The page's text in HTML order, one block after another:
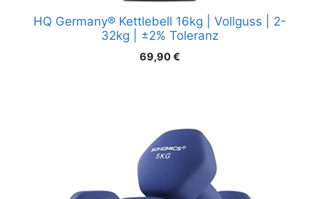
HQ Germany® Kettlebell 16kg | Vollguss | 2-
32kg | ±2% Toleranz
69,90€